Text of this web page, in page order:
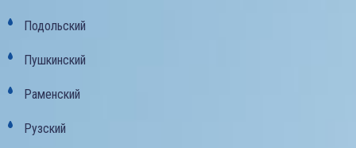
Подольский
Пушкинский
Раменский
Рузский